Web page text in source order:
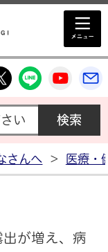
萩市公式
高萩市公式X
高萩市
高
さんへ > 医療・
が増え、病